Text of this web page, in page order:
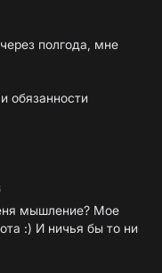
полгода, мне
обязанности
мышление? Мое
:) И ничья бы то ни